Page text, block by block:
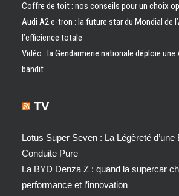
Coffre de toit : nos conseils pour un choix
Audi A2 e-tron : la future star du Mondial de
l’efficience totale
Vidéo : la Gendarmerie nationale déploie une
bandit
TV
Lotus Super Seven : La Légèreté
Conduite Pure
La BYD Denza Z : quand la supercar
performance et l’innovation